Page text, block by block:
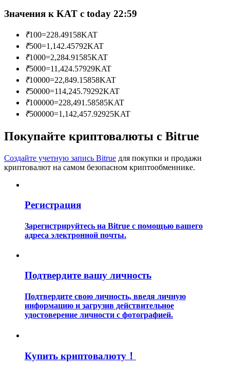
Информация
Анализ больших данных, включая торговую информацию
и т. д.
Руководство для начинающих по фьючерсам
Узнайте, как оставаться прибыльным
Значения к KAT с today 22:59
₹100=228.49158KAT
₹500=1,142.45792KAT
₹1000=2,284.91585KAT
₹5000=11,424.57929KAT
₹10000=22,849.15858KAT
₹50000=114,245.79292KAT
₹100000=228,491.58585KAT
₹500000=1,142,457.92925KAT
Покупайте криптовалюты с Bitrue
Создайте учетную запись Bitrue для покупки и продажи
криптовалют на самом безопасном криптообменнике.
Регистрация
Зарегистрируйтесь на Bitrue с помощью вашего
адреса электронной почты.
Подтвердите вашу личность
Подтвердите свою личность, введя личную
информацию и загрузив действительное
удостоверение личности с фотографией.
Купить криптовалюту！